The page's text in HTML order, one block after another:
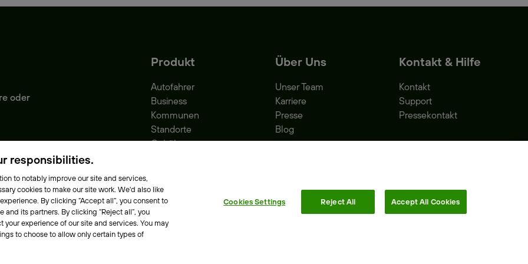
oder
Produkt
Autofahrer
Business
Kommunen
Standorte
Gebühren
Über Uns
Unser Team
Karriere
Presse
Blog
Kontakt & Hilfe
Kontakt
Support
Pressekontakt
RichtlinieErklärung zur Barrierefreiheit
responsibilities.
to notably improve our site and services,
cookies to make our site work. We'd also like
By clicking “Accept all”, you consent to
its partners. By clicking “Reject all”, you
experience of our site and services. You may
to choose to allow only certain types of
Cookies Settings Reject All Accept All Cookies